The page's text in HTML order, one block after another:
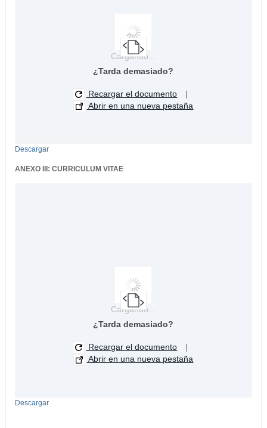
Cargando...
¿Tarda demasiado?
Recargar el documento
|
Abrir en una nueva pestaña
Descargar
ANEXO III: CURRICULUM VITAE
Cargando...
¿Tarda demasiado?
Recargar el documento
|
Abrir en una nueva pestaña
Descargar